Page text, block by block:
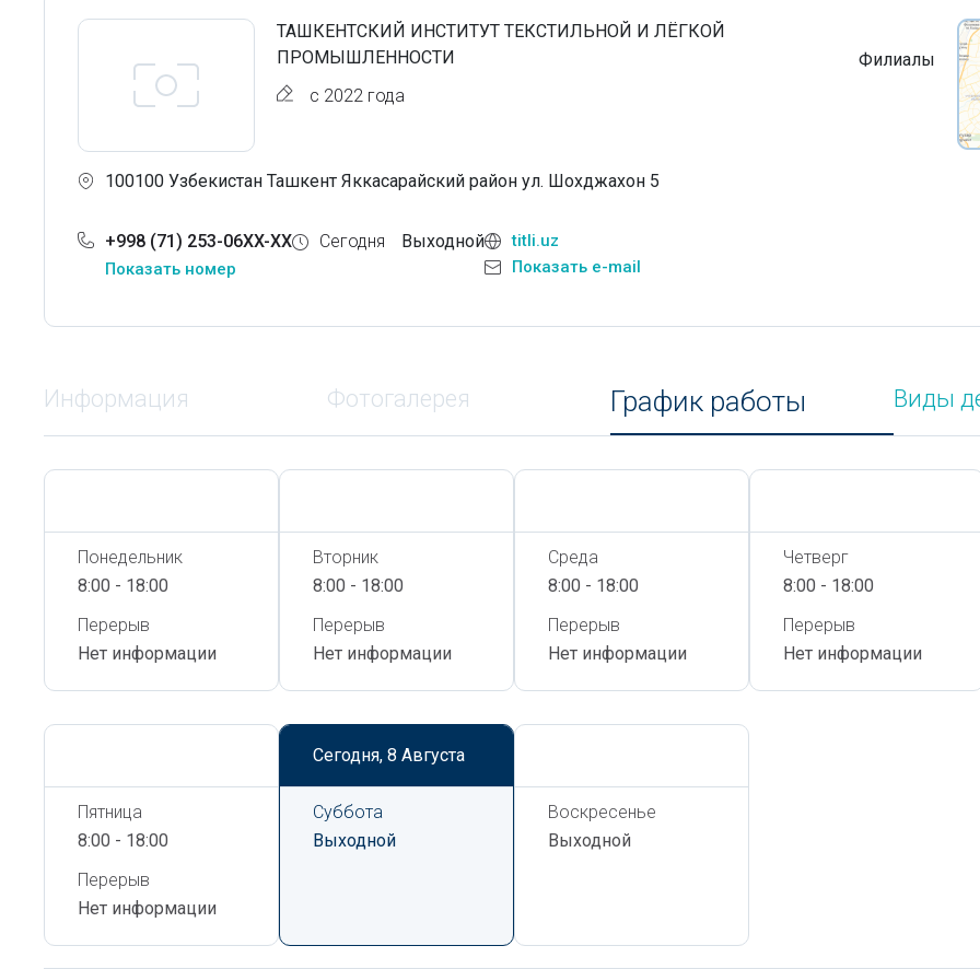
ТАШКЕНТСКИЙ ИНСТИТУТ ТЕКСТИЛЬНОЙ И ЛЁГКОЙ
ПРОМЫШЛЕННОСТИ
с 2022 года
Филиалы
100100 Узбекистан Ташкент Яккасарайский район ул. Шохджахон 5
+998 (71) 253-06XX-XX
Показать номер
Сегодня Выходной
titli.uz
Показать e-mail
Информация Фотогалерея График работы Виды
Понедельник
8:00 - 18:00
Перерыв
Нет информации
Вторник
8:00 - 18:00
Перерыв
Нет информации
Среда
8:00 - 18:00
Перерыв
Нет информации
Четверг
8:00 - 18:00
Перерыв
Нет информации
Пятница
8:00 - 18:00
Перерыв
Нет информации
Сегодня, 8 Августа
Суббота
Выходной
Воскресенье
Выходной